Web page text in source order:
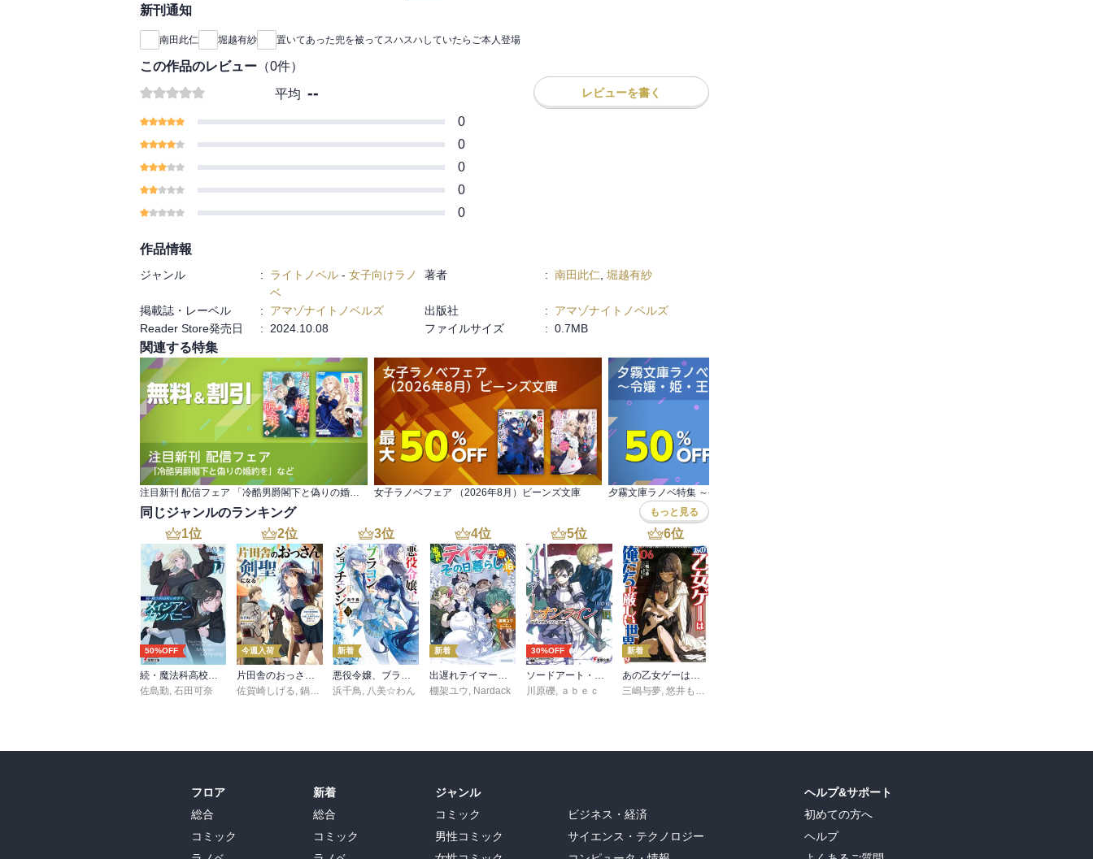
きしめられて、立ち上る汗の香りにうっとりと陶酔するリヴェリ
ー。
そんな幸せな日々にようやく恋心を自覚したリヴェリーのもと
に、実家から名も知らない相手との婚約を知らせる手紙が届いて
――！？
（５）』には「【十三】家族の一員」～「【書き下ろし番外編・
その二】名探偵マノン？」を収録
新刊通知
南田此仁 堀越有紗 置いてあった兜を被ってスハスハしていたらご本人登場
この作品のレビュー （0件）
平均 -- レビューを書く
0
0
0
0
0
作品情報
ジャンル : ライトノベル - 女子向けラノ
ベ
著者 : 南田此仁 堀越有紗
掲載誌・レーベル : アマゾナイトノベルズ 出版社 :
アマゾナイトノベルズ
Reader Store発売日
: 2024.10.08 ファイルサイズ : 0.7MB
関連する特集
注目新刊 配信フェア 「冷酷男爵閣下と偽りの婚約を」など 女子ラノベフェア （2026年8月）ビーンズ文庫 夕霧文庫ラノベ特集 ～令嬢・姫・王女編～
同じジャンルのランキング もっと見る
1位
50%OFF
続・魔法科高校の劣等生 メイジアン・カンパニー(11)
佐島勤, 石田可奈
2位
今週入荷
片田舎のおっさん、剣聖になる 11 ～ただの田舎の剣術師範だったのに、大成した弟子たちが俺を放ってくれない件～
佐賀崎しげる, 鍋島テツヒロ
3位
新着
悪役令嬢、ブラコンにジョブチェンジします９【電子特典付き】
浜千鳥, 八美☆わん
4位
新着
出遅れテイマーのその日暮らし 16
棚架ユウ, Nardack
5位
30%OFF
ソードアート・オンライン29 ユナイタル・リングVIII
川原礫, ａｂｅｃ
6位
新着
あの乙女ゲーは俺たちに厳しい世界です 6
三嶋与夢,悠井もげ
フロア
総合
コミック
新着
総合
コミック
ジャンル
コミック
男性コミック
ビジネス・経済
サイエンス・テクノロジー
ヘルプ&サポート
初めての方へ
ヘルプ